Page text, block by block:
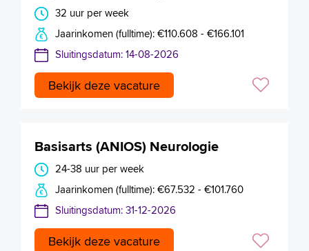
32 uur per week
Jaarinkomen (fulltime): €110.608 - €166.101
Sluitingsdatum: 14-08-2026
Bekijk deze vacature
Basisarts (ANIOS) Neurologie
24-38 uur per week
Jaarinkomen (fulltime): €67.532 - €101.760
Sluitingsdatum: 31-12-2026
Bekijk deze vacature